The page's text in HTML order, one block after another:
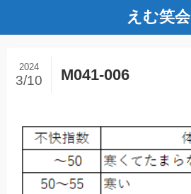
えむ笑会
M041-006
2024
3/10